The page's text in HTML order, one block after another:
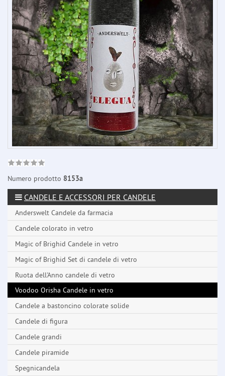
Numero prodotto 8153a
CANDELE E ACCESSORI PER CANDELE
Anderswelt Candele da farmacia
Candele colorato in vetro
Magic of Brighid Candele in vetro
Magic of Brighid Set di candele di vetro
Ruota dell'Anno candele di vetro
Voodoo Orisha Candele in vetro
Candele a bastoncino colorate solide
Candele di figura
Candele grandi
Candele piramide
Spegnicandela